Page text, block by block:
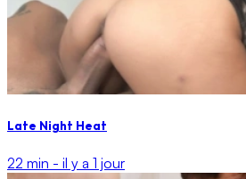
Late Night Heat
22 min - il y a 1 jour